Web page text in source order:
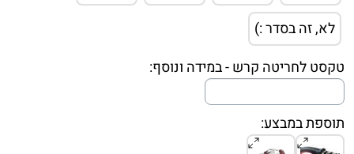
לא, זה בסדר :)
טקסט לחריטה קרש - במידה ונוסף:
תוספת במבצע: